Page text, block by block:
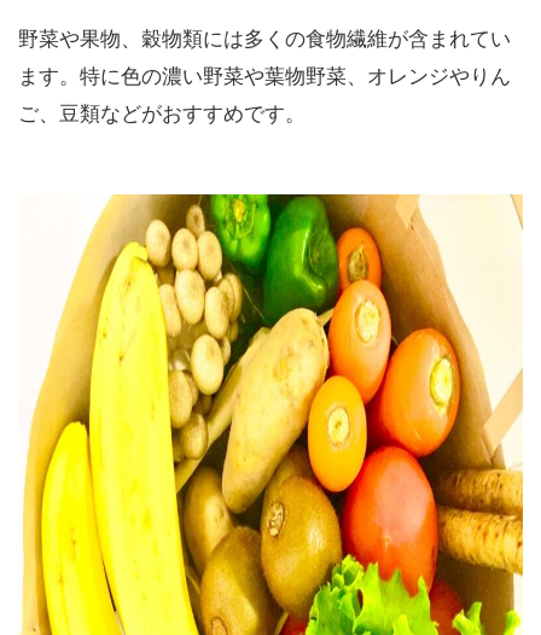
野菜や果物、穀物類には多くの食物繊維が含まれてい
ます。特に色の濃い野菜や葉物野菜、オレンジやりん
ご、豆類などがおすすめです。